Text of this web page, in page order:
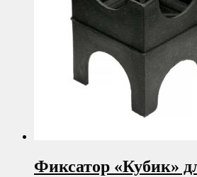
Фиксатор «Кубик»